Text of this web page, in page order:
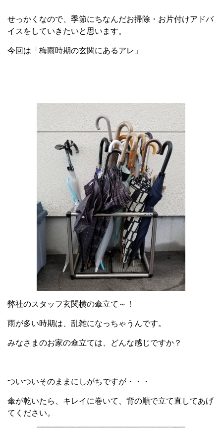
せっかくなので、季節にちなんだお掃除・お片付けアドバ
イスをしていきたいと思います。
今回は「梅雨時期の玄関にあるアレ」
弊社のスタッフ玄関横の傘立て～！
雨が多い時期は、乱雑になっちゃうんです。
みなさまのお家の傘立ては、どんな感じですか？
ついついそのままにしがちですが・・・
傘が乾いたら、キレイに巻いて、背の順で立て直してあげ
てください。